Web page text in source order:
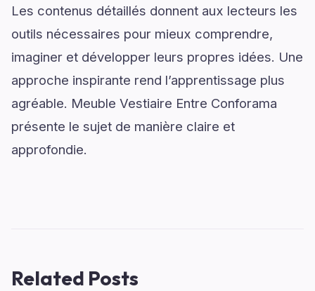
Les contenus détaillés donnent aux lecteurs les
outils nécessaires pour mieux comprendre,
imaginer et développer leurs propres idées. Une
approche inspirante rend l’apprentissage plus
agréable. Meuble Vestiaire Entre Conforama
présente le sujet de manière claire et
approfondie.
Related Posts